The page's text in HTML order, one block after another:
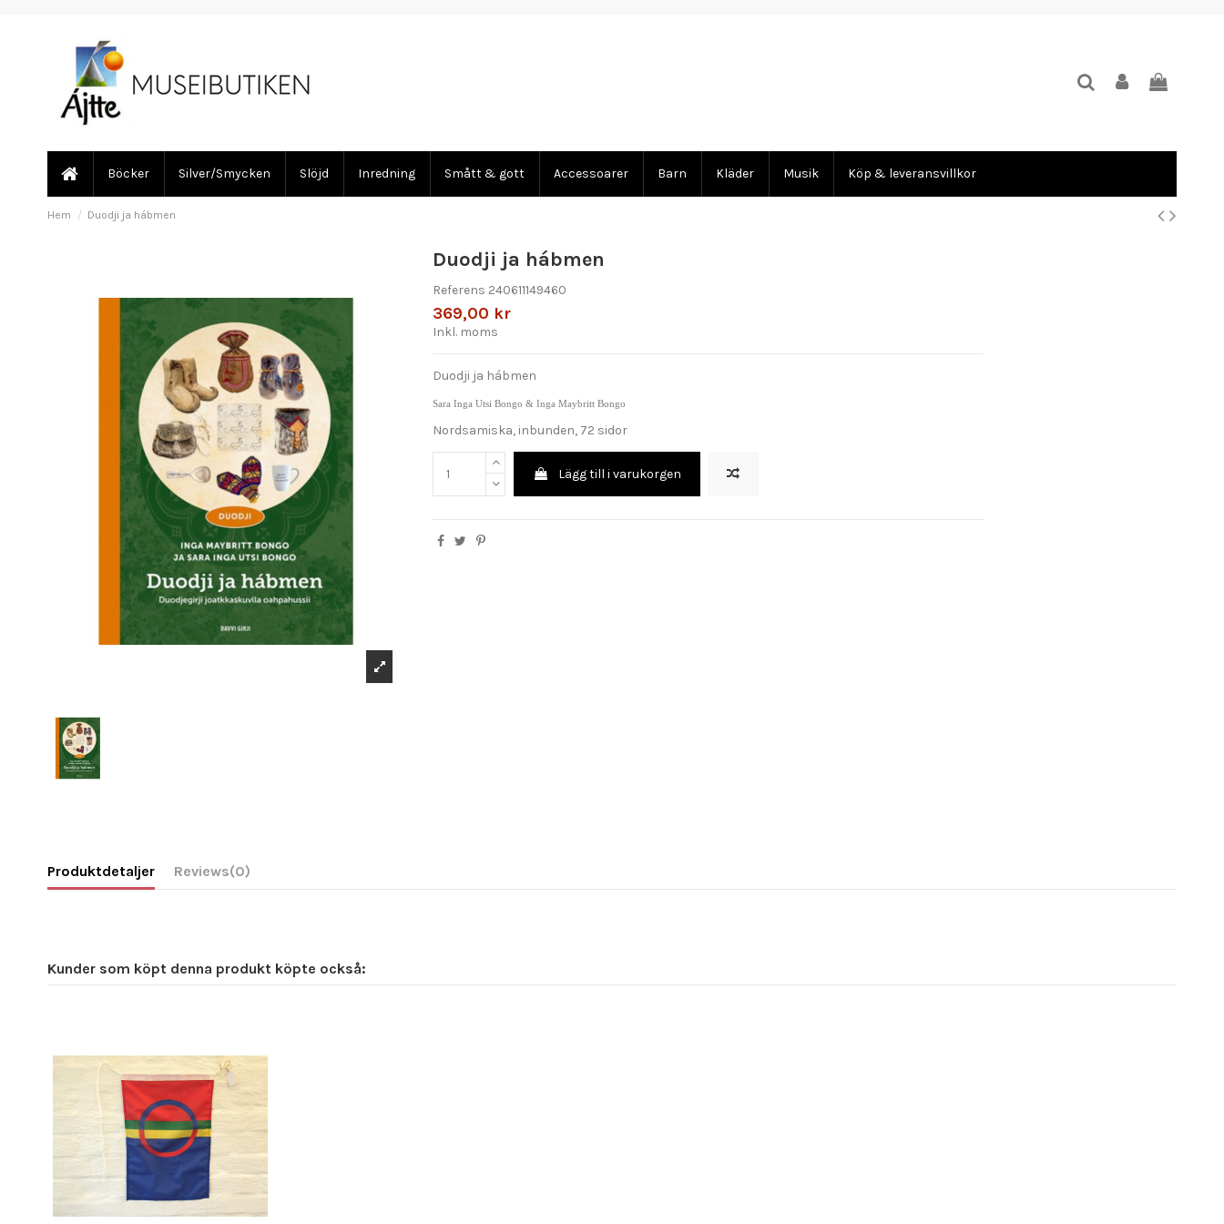
Böcker Silver/Smycken Slöjd Inredning Smått & gott Accessoarer Barn Kläder Musik Köp & leveransvillkor
Hem Duodji ja hábmen
Duodji ja hábmen
Referens 240611149460
369,00 kr
Inkl. moms
Duodji ja hábmen
Sara Inga Utsi Bongo & Inga Maybritt Bongo
Nordsamiska, inbunden, 72 sidor
Lägg till i varukorgen
Produktdetaljer Reviews(0)
Kunder som köpt denna produkt köpte också: